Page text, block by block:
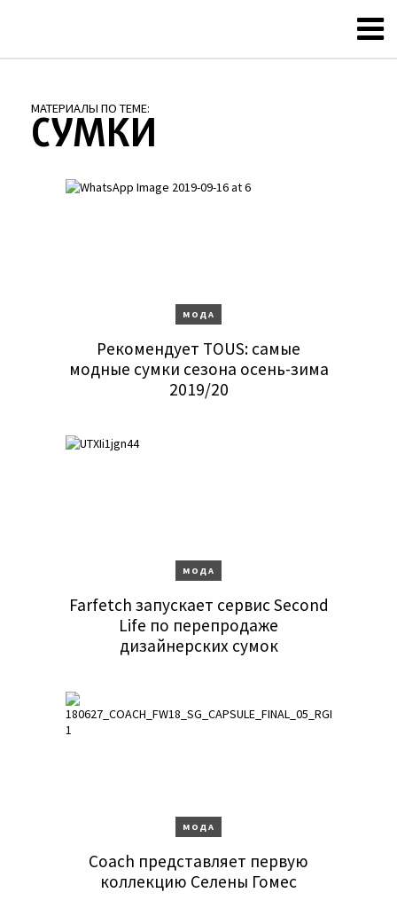
МАТЕРИАЛЫ ПО ТЕМЕ:
СУМКИ
МОДА
Рекомендует TOUS: самые
модные сумки сезона осень-зима
2019/20
МОДА
Farfetch запускает сервис Second
Life по перепродаже
дизайнерских сумок
МОДА
Coach представляет первую
коллекцию Селены Гомес